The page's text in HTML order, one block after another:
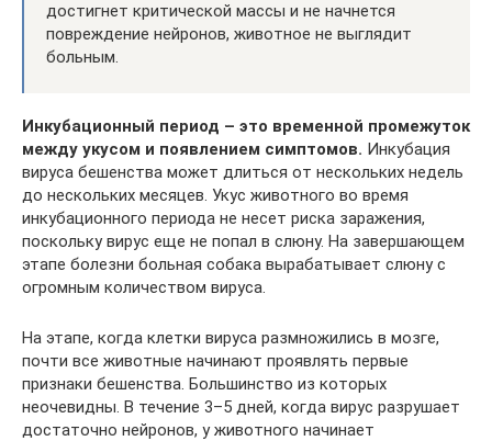
достигнет критической массы и не начнется
повреждение нейронов, животное не выглядит
больным.
Инкубационный период – это временной промежуток
между укусом и появлением симптомов. Инкубация
вируса бешенства может длиться от нескольких недель
до нескольких месяцев. Укус животного во время
инкубационного периода не несет риска заражения,
поскольку вирус еще не попал в слюну. На завершающем
этапе болезни больная собака вырабатывает слюну с
огромным количеством вируса.
На этапе, когда клетки вируса размножились в мозге,
почти все животные начинают проявлять первые
признаки бешенства. Большинство из которых
неочевидны. В течение 3–5 дней, когда вирус разрушает
достаточно нейронов, у животного начинает